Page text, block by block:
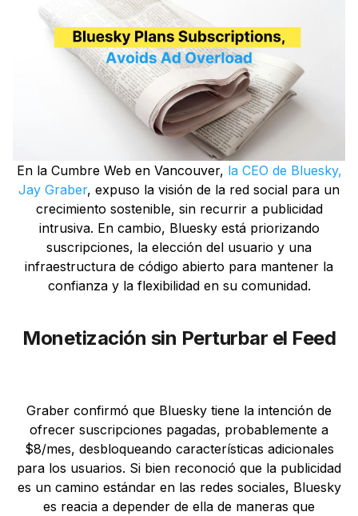
En la Cumbre Web en Vancouver, la CEO de Bluesky,
Jay Graber, expuso la visión de la red social para un
crecimiento sostenible, sin recurrir a publicidad
intrusiva. En cambio, Bluesky está priorizando
suscripciones, la elección del usuario y una
infraestructura de código abierto para mantener la
confianza y la flexibilidad en su comunidad.
Monetización sin Perturbar el Feed
Graber confirmó que Bluesky tiene la intención de
ofrecer suscripciones pagadas, probablemente a
$8/mes, desbloqueando características adicionales
para los usuarios. Si bien reconoció que la publicidad
es un camino estándar en las redes sociales, Bluesky
es reacia a depender de ella de maneras que